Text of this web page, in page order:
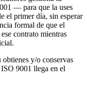
— para que la uses
el primer día, sin esperar
formal de que el
contrato mientras
y/o conservas
9001 llega en el